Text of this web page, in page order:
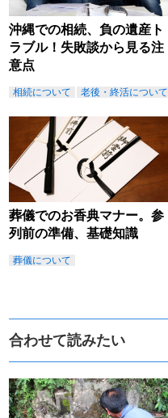
沖縄での相続、負の遺産ト
ラブル！失敗談から見る注
意点
相続について 老後・終活について
葬儀でのお香典マナー。参
列前の準備、基礎知識
葬儀について
合わせて読みたい